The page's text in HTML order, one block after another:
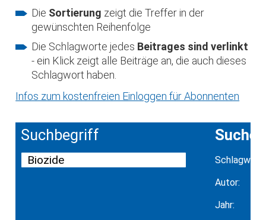
Die Sortierung zeigt die Treffer in der
gewünschten Reihenfolge
Die Schlagworte jedes Beitrages sind verlinkt
- ein Klick zeigt alle Beiträge an, die auch dieses
Schlagwort haben.
Infos zum kostenfreien Einloggen für Abonnenten
Suchbegriff Suche
Schlagwort:
Autor:
Jahr: